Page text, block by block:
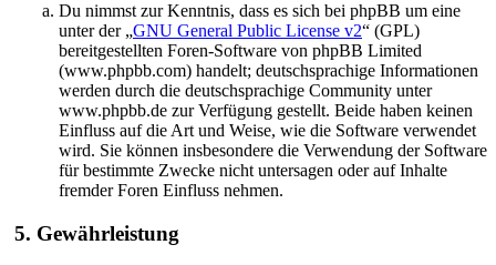
Du nimmst zur Kenntnis, dass es sich bei phpBB um eine
unter der „GNU General Public License v2“ (GPL)
bereitgestellten Foren-Software von phpBB Limited
(www.phpbb.com) handelt; deutschsprachige Informationen
werden durch die deutschsprachige Community unter
www.phpbb.de zur Verfügung gestellt. Beide haben keinen
Einfluss auf die Art und Weise, wie die Software verwendet
wird. Sie können insbesondere die Verwendung der Software
für bestimmte Zwecke nicht untersagen oder auf Inhalte
fremder Foren Einfluss nehmen.
5. Gewährleistung